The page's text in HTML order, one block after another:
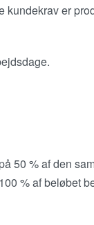
er
50 % af den
% af beløbet